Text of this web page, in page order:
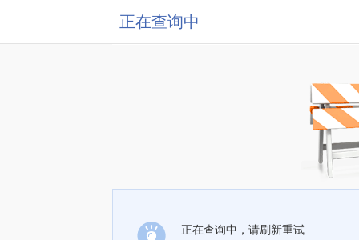
正在查询中
正在查询中，请刷新重试